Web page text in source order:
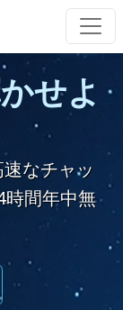
せよ
なチャッ
時間年中無
Auto